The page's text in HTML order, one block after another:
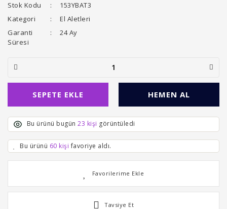
Stok Kodu
153YBAT3
Kategori
El Aletleri
Garanti
Süresi
24 Ay
SEPETE EKLE HEMEN AL
Bu ürünü bugün 23 kişi görüntüledi
Bu ürünü 60 kişi favoriye aldı.
Tavsiye Et